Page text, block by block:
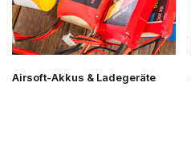
Airsoft-Akkus & Ladegeräte